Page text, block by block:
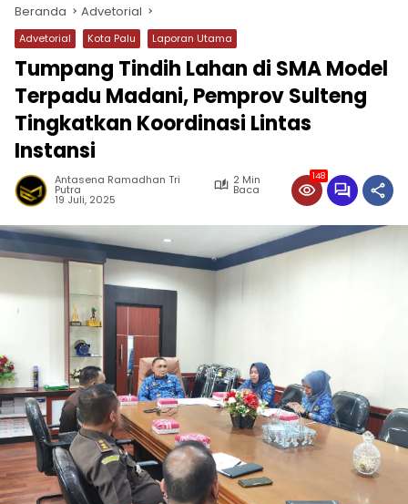
Beranda Advetorial
Advetorial Kota Palu Laporan Utama
Tumpang Tindih Lahan di SMA Model
Terpadu Madani, Pemprov Sulteng
Tingkatkan Koordinasi Lintas
Instansi
Antasena Ramadhan Tri
Putra
2 Min
Baca
19 Juli, 2025
148